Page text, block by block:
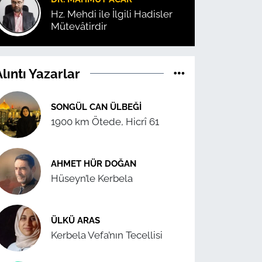
Hz. Mehdi ile İlgili Hadisler
Mütevâtirdir
Yazarlar
SONGÜL CAN ÜLBEĞI
1900 km Ötede, Hicrî 61
AHMET HÜR DOĞAN
Hüseyn’le Kerbela
ÜLKÜ ARAS
Kerbela Vefa’nın Tecellisi